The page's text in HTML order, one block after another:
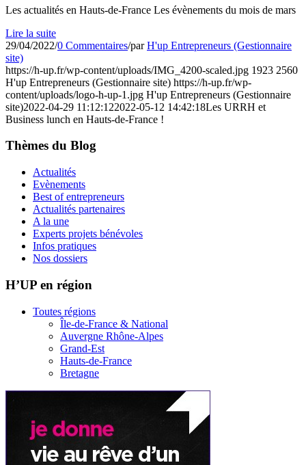
Les actualités en Hauts-de-France Les évènements du mois de mars
Lire la suite
29/04/2022/0 Commentaires/parH'up Entrepreneurs (Gestionnaire
site)
https://h-up.fr/wp-content/uploads/IMG_4200-scaled.jpg 1923 2560
H'up Entrepreneurs (Gestionnaire site) https://h-up.fr/wp-
content/uploads/logo-h-up-1.jpg H'up Entrepreneurs (Gestionnaire
site)2022-04-29 11:12:122022-05-12 14:42:18Les URRH et
Business lunch en Hauts-de-France !
Thèmes du Blog
Actualités
Evènements
Best of entrepreneurs
Actualités partenaires
A la une
Experts projets bénévoles
Infos pratiques
Nos dossiers
H’UP en région
Toutes régions
Île-de-France & National
Auvergne Rhône-Alpes
Grand-Est
Hauts-de-France
Bretagne